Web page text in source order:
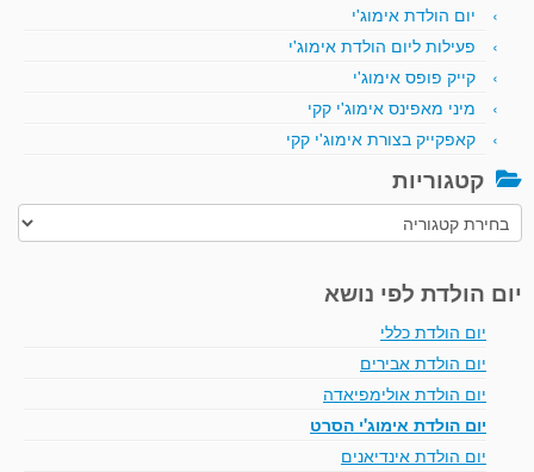
יום הולדת אימוג'י
פעילות ליום הולדת אימוג'י
קייק פופס אימוג'י
מיני מאפינס אימוג'י קקי
קאפקייק בצורת אימוג'י קקי
קטגוריות
קטגוריות
יום הולדת לפי נושא
יום הולדת כללי
יום הולדת אבירים
יום הולדת אולימפיאדה
יום הולדת אימוג'י הסרט
יום הולדת אינדיאנים